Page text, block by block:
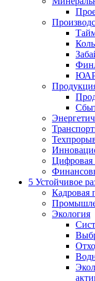
ЮАР
Цифровая
5 Устойчивое
Кадровая
Экология